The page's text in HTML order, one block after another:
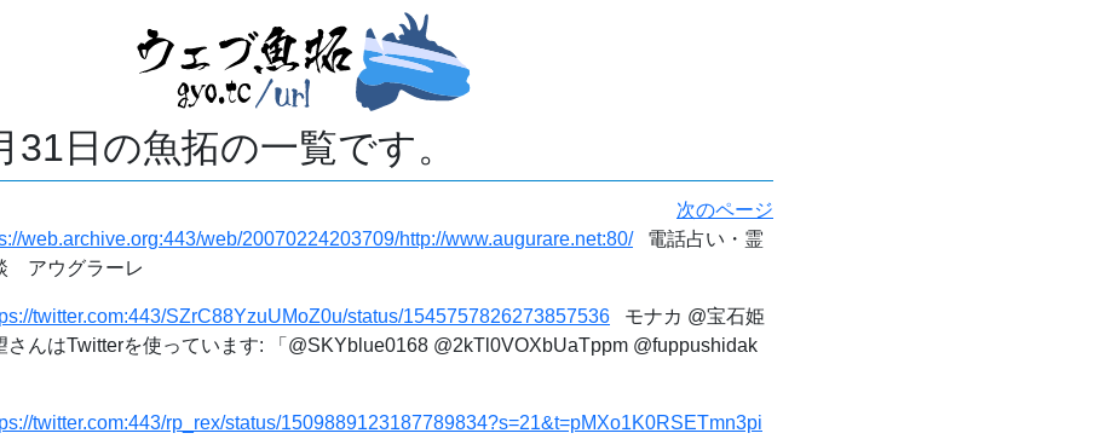
31日の魚拓の一覧です。
次のページ
web.archive.org:443/web/20070224203709/http://www.augurare.net:80/電話占い・霊
アウグラーレ
twitter.com:443/SZrC88YzuUMoZ0u/status/1545757826273857536 モナカ @宝石姫
さんはTwitterを使っています: 「@SKYblue0168 @2kTl0VOXbUaTppm @fuppushidak
twitter.com:443/rp_rex/status/1509889123187789834?s=21&t=pMXo1K0RSETmn3pi